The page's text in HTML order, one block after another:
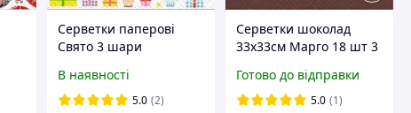
Серветки паперові
Свято 3 шари
В наявності
5.0 (2)
Серветки шоколад
33х33см Марго 18 шт 3
Готово до відправки
5.0 (1)